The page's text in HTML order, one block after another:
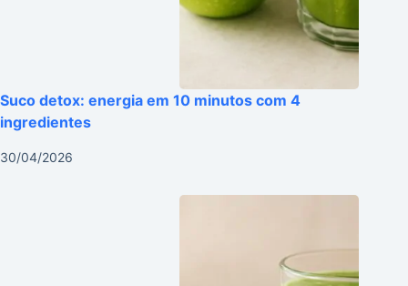
Suco detox: energia em 10 minutos com 4
ingredientes
30/04/2026